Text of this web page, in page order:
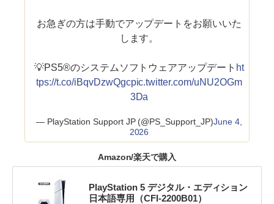
お急ぎの方は手動でアップデートをお願いいた
します。
💡PS5®のシステムソフトウェアアップデート ht
tps://t.co/iBqvDzwQgcpic.twitter.com/uNU2OGm
3Da
— PlayStation Support JP (@PS_Support_JP)June 4,
2026
Amazon/楽天で購入
PlayStation 5 デジタル・エディション
日本語専用（CFI-2200B01）